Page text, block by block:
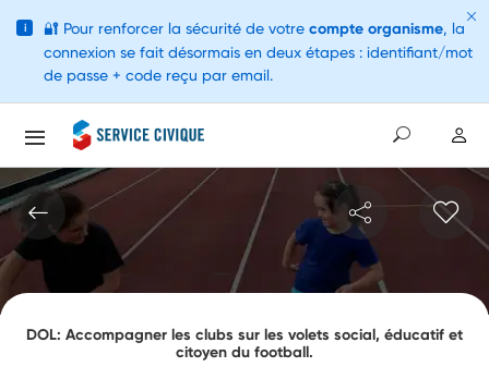
DOL: Accompagner les clubs sur les volets social, éducatif et
citoyen du football.
i 🔐 Pour renforcer la sécurité de votre compte organisme, la
connexion se fait désormais en deux étapes : identifiant/mot
de passe + code reçu par email.